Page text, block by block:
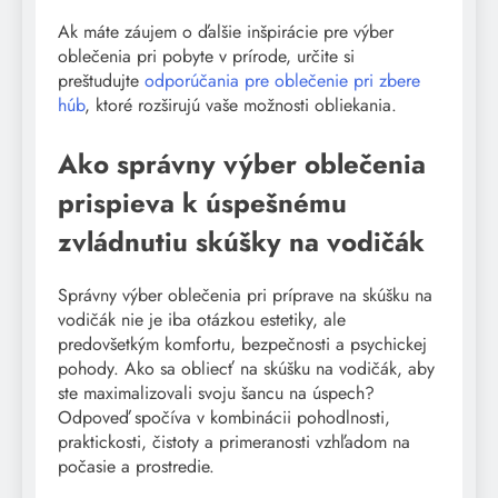
Ak máte záujem o ďalšie inšpirácie pre výber
oblečenia pri pobyte v prírode, určite si
preštudujte odporúčania pre oblečenie pri zbere
húb, ktoré rozširujú vaše možnosti obliekania.
Ako správny výber oblečenia
prispieva k úspešnému
zvládnutiu skúšky na vodičák
Správny výber oblečenia pri príprave na skúšku na
vodičák nie je iba otázkou estetiky, ale
predovšetkým komfortu, bezpečnosti a psychickej
pohody. Ako sa obliecť na skúšku na vodičák, aby
ste maximalizovali svoju šancu na úspech?
Odpoveď spočíva v kombinácii pohodlnosti,
praktickosti, čistoty a primeranosti vzhľadom na
počasie a prostredie.